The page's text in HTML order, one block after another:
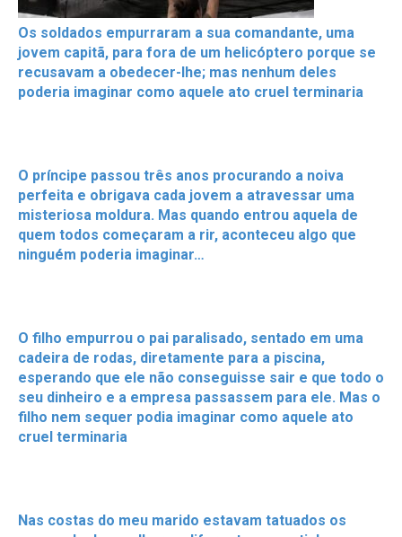
Os soldados empurraram a sua comandante, uma
jovem capitã, para fora de um helicóptero porque se
recusavam a obedecer-lhe; mas nenhum deles
poderia imaginar como aquele ato cruel terminaria
O príncipe passou três anos procurando a noiva
perfeita e obrigava cada jovem a atravessar uma
misteriosa moldura. Mas quando entrou aquela de
quem todos começaram a rir, aconteceu algo que
ninguém poderia imaginar…
O filho empurrou o pai paralisado, sentado em uma
cadeira de rodas, diretamente para a piscina,
esperando que ele não conseguisse sair e que todo o
seu dinheiro e a empresa passassem para ele. Mas o
filho nem sequer podia imaginar como aquele ato
cruel terminaria
Nas costas do meu marido estavam tatuados os